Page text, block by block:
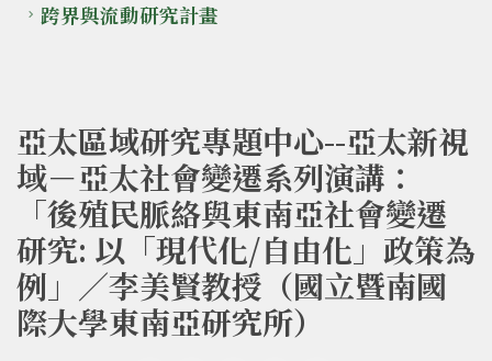
跨界與流動研究計畫
亞太區域研究專題中心--亞太新視
域－亞太社會變遷系列演講：
「後殖民脈絡與東南亞社會變遷
研究: 以「現代化/自由化」政策為
例」／李美賢教授（國立暨南國
際大學東南亞研究所）